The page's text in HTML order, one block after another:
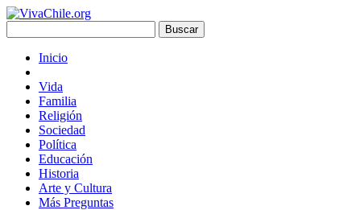
Inicio
Vida
Familia
Religión
Sociedad
Política
Educación
Historia
Arte y Cultura
Más Preguntas